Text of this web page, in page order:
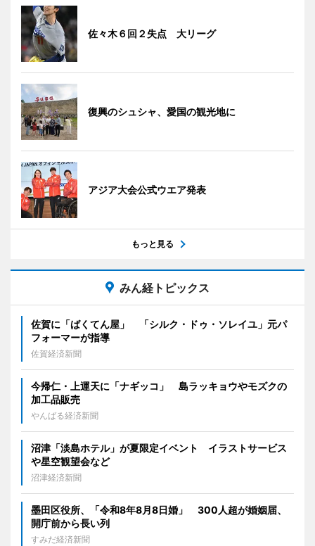
佐々木６回２失点 大リーグ
復興のシュシャ、愛国の観光地に
アジア大会公式ウエア発表
もっと見る
みん経トピックス
佐賀に「ばくてん屋」 「シルク・ドゥ・ソレイユ」元パ
フォーマーが指導
佐賀経済新聞
今帰仁・上運天に「ナギッコ」 島ラッキョウやモズクの
加工品販売
やんばる経済新聞
沼津「淡島ホテル」が夏限定イベント イラストサービス
や星空観望会など
沼津経済新聞
墨田区役所、「令和8年8月8日婚」 300人超が婚姻届、
開庁前から長い列
すみだ経済新聞